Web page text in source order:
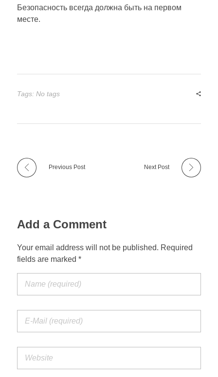
Безопасность всегда должна быть на первом
месте.
Tags: No tags
Previous Post Next Post
Add a Comment
Your email address will not be published. Required
fields are marked *